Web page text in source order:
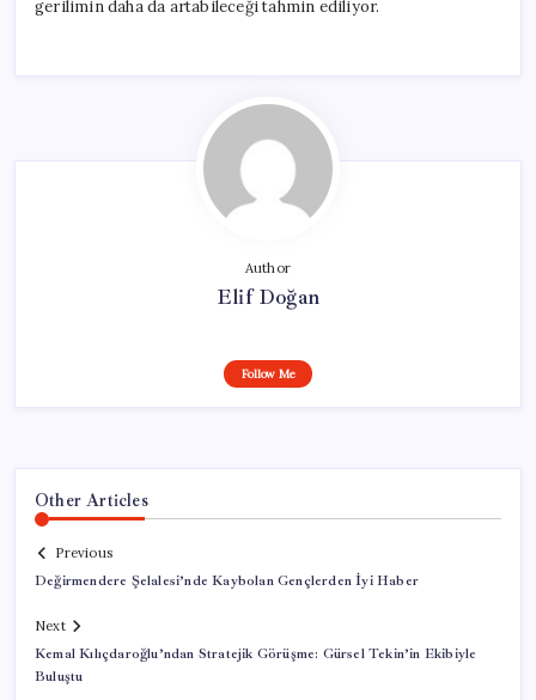
gerilimin daha da artabileceği tahmin ediliyor.
Author
Elif Doğan
Follow Me
Other Articles
Previous
Değirmendere Şelalesi’nde Kaybolan Gençlerden İyi Haber
Next
Kemal Kılıçdaroğlu’ndan Stratejik Görüşme: Gürsel Tekin’in Ekibiyle
Buluştu